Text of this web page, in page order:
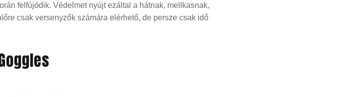
felfújódik. Védelmet nyújt ezáltal a hátnak, mellkasnak,
csak versenyzők számára elérhető, de persze csak idő